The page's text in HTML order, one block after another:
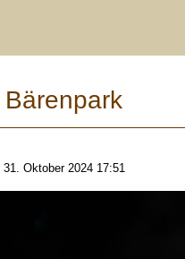
Oktober 2024 17:51